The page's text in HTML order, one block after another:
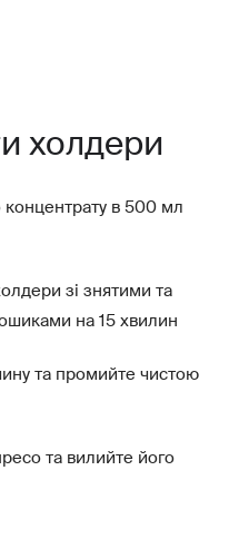
холдери
концентрату в 500 мл
зі знятими та
на 15 хвилин
та промийте чистою
та вилийте його